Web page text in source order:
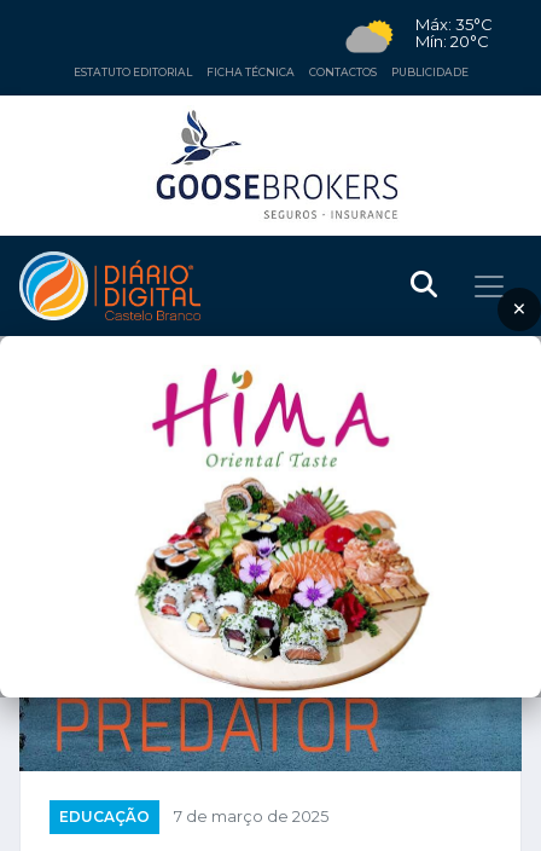
Máx: 35°C
Mín: 20°C
ESTATUTO EDITORIAL FICHA TÉCNICA CONTACTOS PUBLICIDADE
×
EDUCAÇÃO 7 de março de 2025